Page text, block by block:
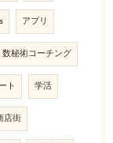
アプリ
数秘術コーチング
ト 学活
店街